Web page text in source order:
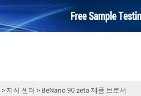
>지식 센터 >BeNano 90 zeta 제품 브로셔